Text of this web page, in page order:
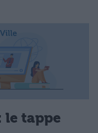
le tappe